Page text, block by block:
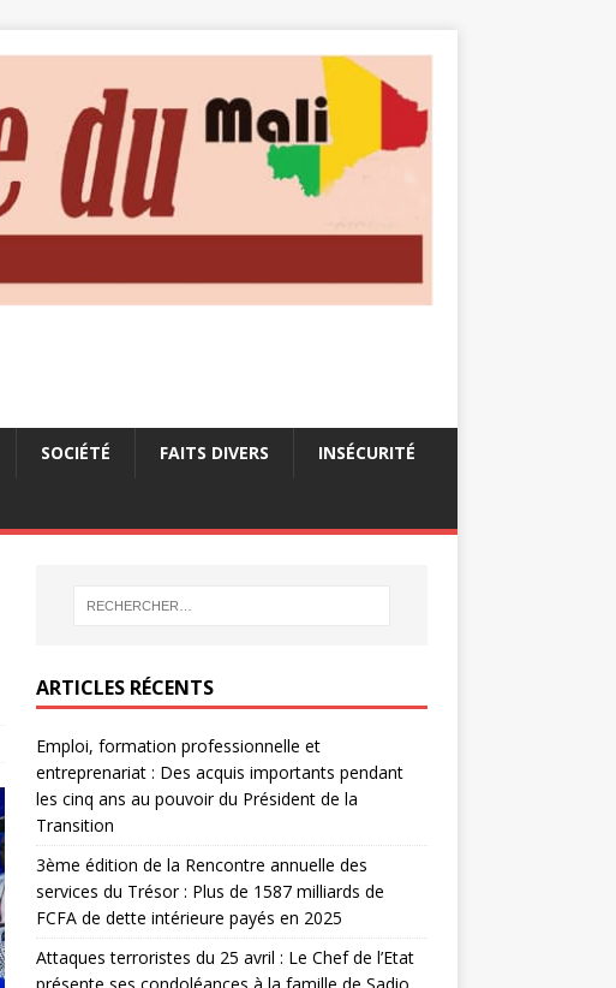
SOCIÉTÉ FAITS DIVERS INSÉCURITÉ
ARTICLES RÉCENTS
Emploi, formation professionnelle et
entreprenariat : Des acquis importants pendant
les cinq ans au pouvoir du Président de la
Transition
3ème édition de la Rencontre annuelle des
services du Trésor : Plus de 1587 milliards de
FCFA de dette intérieure payés en 2025
Attaques terroristes du 25 avril : Le Chef de l’Etat